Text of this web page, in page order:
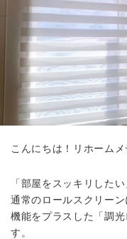
こんにちは！リホーム
「部屋をスッキリした
通常のロールスクリー
機能をプラスした「調
す。